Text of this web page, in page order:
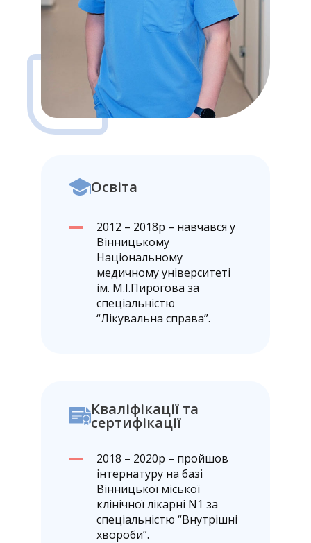
Освіта
2012 – 2018р – навчався у
Вінницькому
Національному
медичному університеті
ім. М.І.Пирогова за
спеціальністю
“Лікувальна справа”.
Кваліфікації та
сертифікації
2018 – 2020р – пройшов
інтернатуру на базі
Вінницької міської
клінічної лікарні N1 за
спеціальністю “Внутрішні
хвороби”.